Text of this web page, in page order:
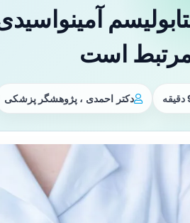
مرتبط است
دکتر احمدی ، پژوهشگر پزشکی